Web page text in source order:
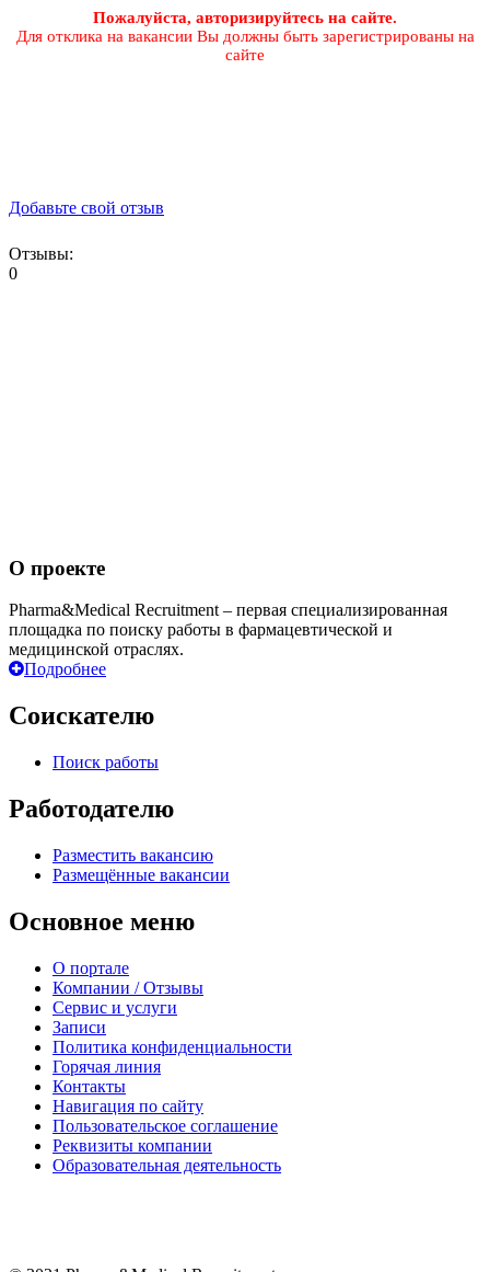
Пожалуйста, авторизируйтесь на сайте.
Для отклика на вакансии Вы должны быть зарегистрированы на
сайте
Добавьте свой отзыв
Отзывы:
0
О проекте
Pharma&Medical Recruitment – первая специализированная
площадка по поиску работы в фармацевтической и
медицинской отраслях.
Подробнее
Соискателю
Поиск работы
Работодателю
Разместить вакансию
Размещённые вакансии
Основное меню
О портале
Компании / Отзывы
Сервис и услуги
Записи
Политика конфиденциальности
Горячая линия
Контакты
Навигация по сайту
Пользовательское соглашение
Реквизиты компании
Образовательная деятельность